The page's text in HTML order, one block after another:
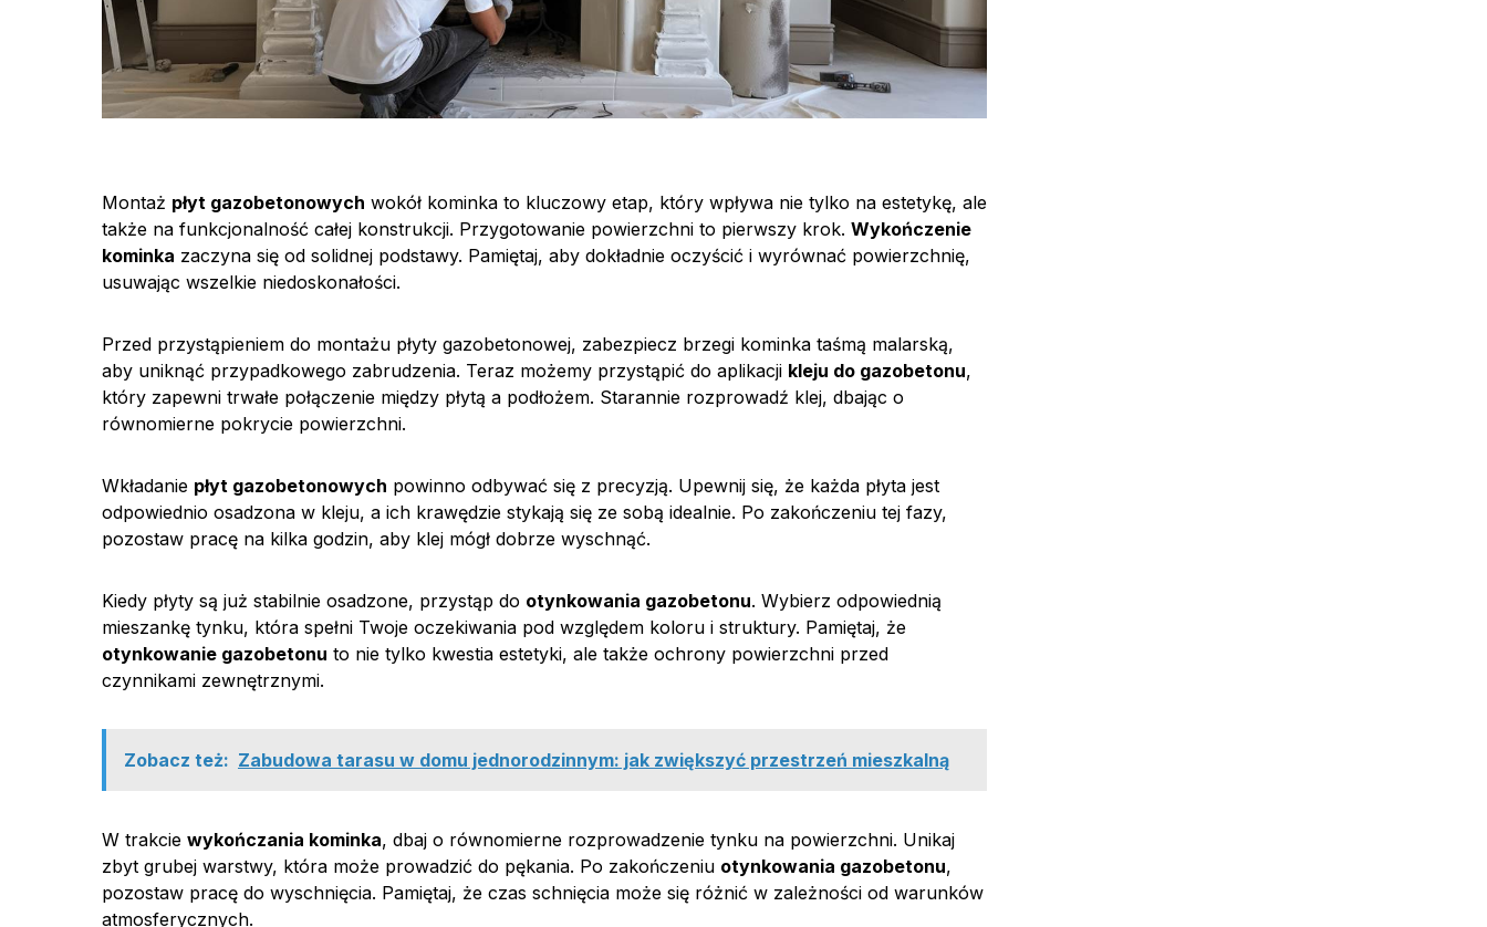
Montaż płyt gazobetonowych wokół kominka to kluczowy etap, który wpływa nie tylko na estetykę, ale
także na funkcjonalność całej konstrukcji. Przygotowanie powierzchni to pierwszy krok. Wykończenie
kominka zaczyna się od solidnej podstawy. Pamiętaj, aby dokładnie oczyścić i wyrównać powierzchnię,
usuwając wszelkie niedoskonałości.
Przed przystąpieniem do montażu płyty gazobetonowej, zabezpiecz brzegi kominka taśmą malarską,
aby uniknąć przypadkowego zabrudzenia. Teraz możemy przystąpić do aplikacji kleju do gazobetonu,
który zapewni trwałe połączenie między płytą a podłożem. Starannie rozprowadź klej, dbając o
równomierne pokrycie powierzchni.
Wkładanie płyt gazobetonowych powinno odbywać się z precyzją. Upewnij się, że każda płyta jest
odpowiednio osadzona w kleju, a ich krawędzie stykają się ze sobą idealnie. Po zakończeniu tej fazy,
pozostaw pracę na kilka godzin, aby klej mógł dobrze wyschnąć.
Kiedy płyty są już stabilnie osadzone, przystąp do otynkowania gazobetonu. Wybierz odpowiednią
mieszankę tynku, która spełni Twoje oczekiwania pod względem koloru i struktury. Pamiętaj, że
otynkowanie gazobetonu to nie tylko kwestia estetyki, ale także ochrony powierzchni przed
czynnikami zewnętrznymi.
Zobacz też: Zabudowa tarasu w domu jednorodzinnym: jak zwiększyć przestrzeń mieszkalną
W trakcie wykończania kominka, dbaj o równomierne rozprowadzenie tynku na powierzchni. Unikaj
zbyt grubej warstwy, która może prowadzić do pękania. Po zakończeniu otynkowania gazobetonu,
pozostaw pracę do wyschnięcia. Pamiętaj, że czas schnięcia może się różnić w zależności od warunków
atmosferycznych.